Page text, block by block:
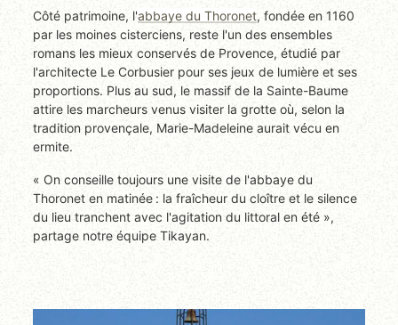
Côté patrimoine, l'abbaye du Thoronet, fondée en 1160
par les moines cisterciens, reste l'un des ensembles
romans les mieux conservés de Provence, étudié par
l'architecte Le Corbusier pour ses jeux de lumière et ses
proportions. Plus au sud, le massif de la Sainte-Baume
attire les marcheurs venus visiter la grotte où, selon la
tradition provençale, Marie-Madeleine aurait vécu en
ermite.
« On conseille toujours une visite de l'abbaye du
Thoronet en matinée : la fraîcheur du cloître et le silence
du lieu tranchent avec l'agitation du littoral en été »,
partage notre équipe Tikayan.